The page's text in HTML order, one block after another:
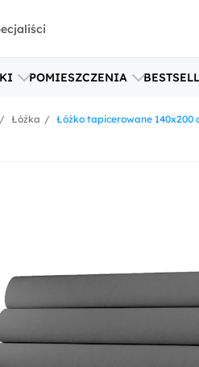
POMIESZCZENIA
Łóżko tapicerowane 140x200
Łóżka